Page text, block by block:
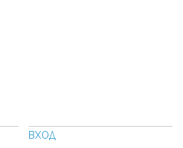
ВХОД